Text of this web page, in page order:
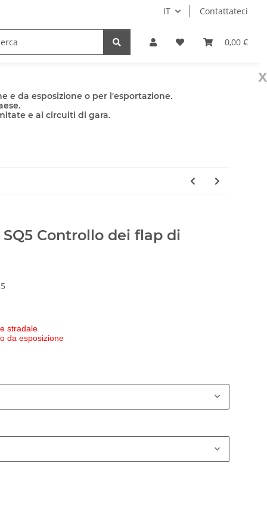
IT Contattateci
0,00 €
x
da esposizione o per l'esportazione.
e ai circuiti di gara.
Controllo dei flap di
stradale
da esposizione